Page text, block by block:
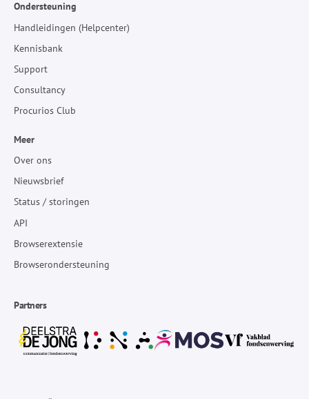
Ondersteuning
Handleidingen (Helpcenter)
Kennisbank
Support
Consultancy
Procurios Club
Meer
Over ons
Nieuwsbrief
Status / storingen
API
Browserextensie
Browserondersteuning
Partners